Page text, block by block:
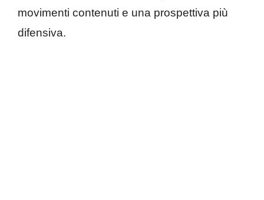
movimenti contenuti e una prospettiva più
difensiva.